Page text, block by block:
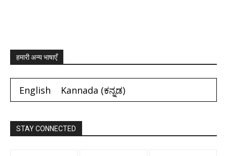
हमारी अन्य भाषाएँ
English Kannada (ಕನ್ನಡ)
STAY CONNECTED